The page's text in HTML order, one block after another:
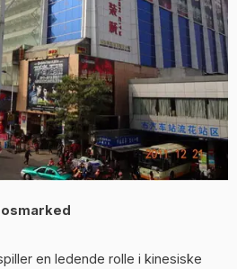
en ledende rolle i kinesiske